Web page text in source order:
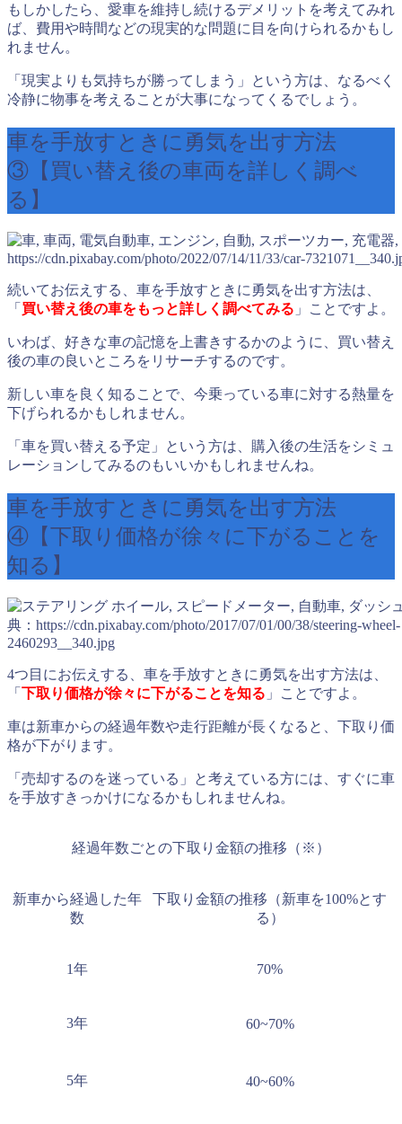
もしかしたら、愛車を維持し続けるデメリットを考えてみれ
ば、費用や時間などの現実的な問題に目を向けられるかもし
れません。
「現実よりも気持ちが勝ってしまう」という方は、なるべく
冷静に物事を考えることが大事になってくるでしょう。
車を手放すときに勇気を出す方法
③【買い替え後の車両を詳しく調べ
る】
https://cdn.pixabay.com/photo/2022/07/14/11/33/car-
続いてお伝えする、車を手放すときに勇気を出す方法は、
「 買い替え後の車をもっと詳しく調べてみる 」ことですよ。
いわば、好きな車の記憶を上書きするかのように、買い替え
後の車の良いところをリサーチするのです。
新しい車を良く知ることで、今乗っている車に対する熱量を
下げられるかもしれません。
「車を買い替える予定」という方は、購入後の生活をシミュ
レーションしてみるのもいいかもしれませんね。
車を手放すときに勇気を出す方法
④【下取り価格が徐々に下がることを
知る】
典：https://cdn.pixabay.com/photo/2017/07/01/00/38/steering-wheel-
2460293__340.jpg
4つ目にお伝えする、車を手放すときに勇気を出す方法は、
「 下取り価格が徐々に下がることを知る 」ことですよ。
車は新車からの経過年数や走行距離が長くなると、下取り価
格が下がります。
「売却するのを迷っている」と考えている方には、すぐに車
を手放すきっかけになるかもしれませんね。
経過年数ごとの下取り金額の推移（※）
新車から経過した年
数
下取り金額の推移（新車を100%とす
る）
1年 70%
3年 60~70%
5年 40~60%